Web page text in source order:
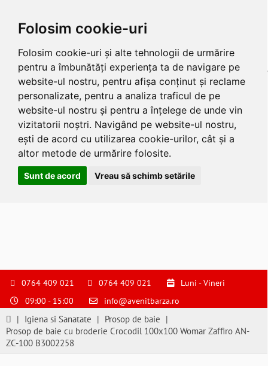
Folosim cookie-uri
Folosim cookie-uri și alte tehnologii de urmărire
pentru a îmbunătăți experiența ta de navigare pe
website-ul nostru, pentru afișa conținut și reclame
personalizate, pentru a analiza traficul de pe
website-ul nostru și pentru a înțelege de unde vin
vizitatorii noștri. Navigând pe website-ul nostru,
ești de acord cu utilizarea cookie-urilor, cât și a
altor metode de urmărire folosite.
Sunt de acord Vreau să schimb setările
S
pentru
suna
0764409021
a
0764 409 021 0764 409 021
Luni - Vineri
09:00 - 15:00
info@avenitbarza.ro
| Igiena si Sanatate | Prosop de baie |
Prosop de baie cu broderie Crocodil 100x100 Womar Zaffiro AN-
ZC-100 B3002258